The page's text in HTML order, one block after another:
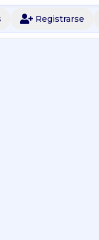
Registrarse